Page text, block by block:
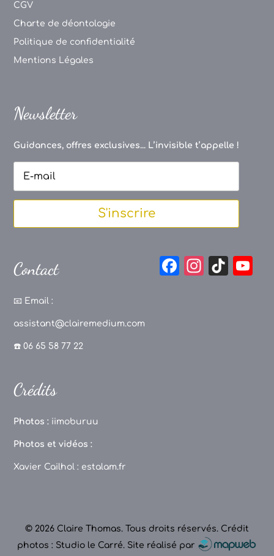
CGV
Charte de déontologie
Politique de confidentialité
Mentions Légales
Newsletter
Guidances, offres exclusives... L’invisible t’appelle !
S'inscrire
Contact
📧 Email :
assistant@clairemedium.com
☎️ 06 65 58 77 22
F
In
Ti
Crédits
Photos : iimoburuu
Photos et vidéos :
Xavier Cailhol : estalam.fr
© 2026 Claire Thomas. Tous droits réservés. Crédit
photos : Studio le Carré. Site réalisé par